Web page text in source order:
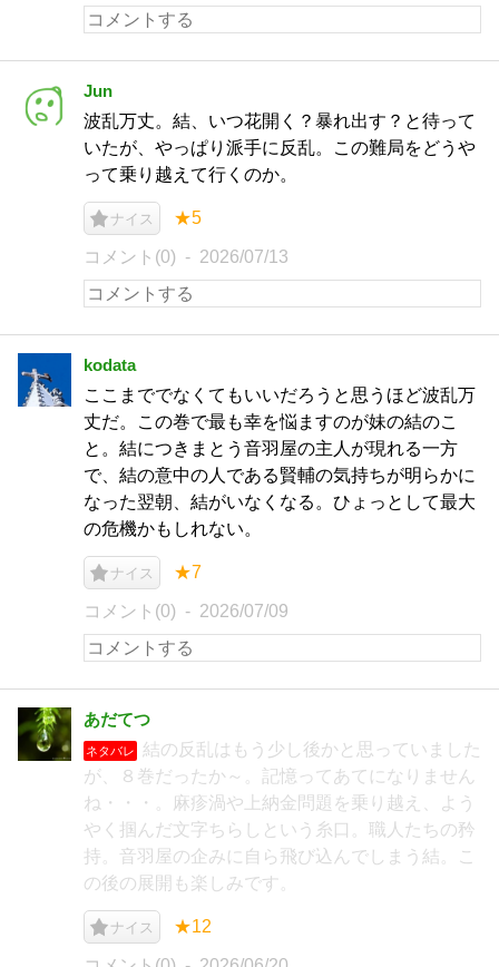
Jun
波乱万丈。結、いつ花開く？暴れ出す？と待って
いたが、やっぱり派手に反乱。この難局をどうや
って乗り越えて行くのか。
ナイス ★5
コメント(0) 2026/07/13
kodata
ここまででなくてもいいだろうと思うほど波乱万
丈だ。この巻で最も幸を悩ますのが妹の結のこ
と。結につきまとう音羽屋の主人が現れる一方
で、結の意中の人である賢輔の気持ちが明らかに
なった翌朝、結がいなくなる。ひょっとして最大
の危機かもしれない。
ナイス ★7
コメント(0) 2026/07/09
あだてつ
ネタバレ
結の反乱はもう少し後かと思っていました
が、８巻だったか～。記憶ってあてになりません
ね・・・。麻疹渦や上納金問題を乗り越え、よう
やく掴んだ文字ちらしという糸口。職人たちの矜
持。音羽屋の企みに自ら飛び込んでしまう結。こ
の後の展開も楽しみです。
ナイス ★12